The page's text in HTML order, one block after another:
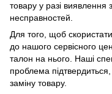
товару у разі виявлення
несправностей.
Для того, щоб
до нашого сервісного
талон на нього. Наші
проблема
заміну товару.